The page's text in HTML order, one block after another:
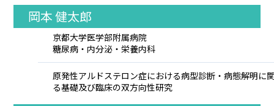
岡本 健太郎
京都大学医学部附属病院
糖尿病・内分泌・栄養内科
原発性アルドステロン症における病型診断・病態解明に
る基礎及び臨床の双方向性研究